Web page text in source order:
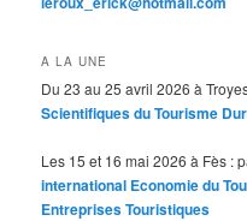
A LA UNE
Du 23 au 25 avril 2026 à
Scientifiques du Tourisme
Les 15 et 16 mai 2026 à Fès :
international Economie du
Entreprises Touristiques